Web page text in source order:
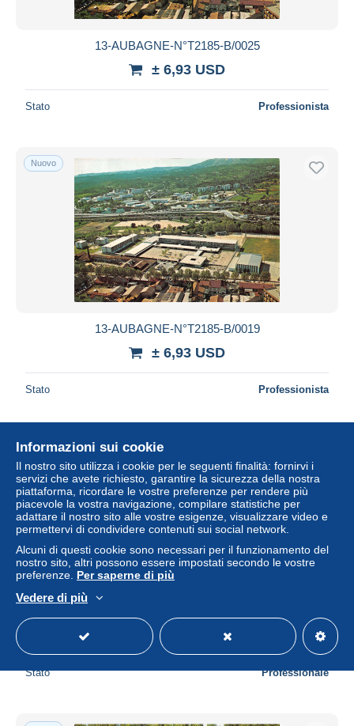
13-AUBAGNE-N°T2185-B/0025
± 6,93 USD
Stato Professionista
Nuovo
13-AUBAGNE-N°T2185-B/0019
± 6,93 USD
Stato Professionista
Nuovo
± 5,78 USD
Stato Professionale
Informazioni sui cookie
Il nostro sito utilizza i cookie per le seguenti finalità: fornirvi i
servizi che avete richiesto, garantire la sicurezza della nostra
piattaforma, ricordare le vostre preferenze per rendere più
piacevole la vostra navigazione, compilare statistiche per
adattare il nostro sito alle vostre esigenze, visualizzare video e
permettervi di condividere contenuti sui social network.
Alcuni di questi cookie sono necessari per il funzionamento del
nostro sito, altri possono essere impostati secondo le vostre
preferenze. Per saperne di più
Vedere di più